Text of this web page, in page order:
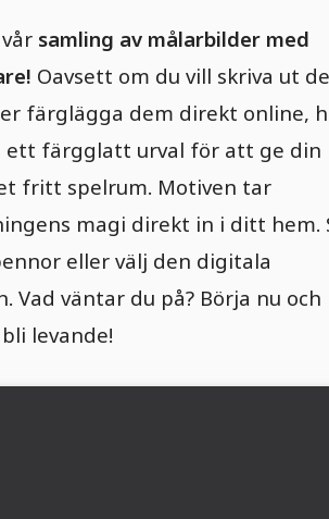
samling av målarbilder med
Oavsett om du vill skriva ut
färglägga dem direkt online,
ett färgglatt urval för att ge din
fritt spelrum. Motiven tar
magi direkt in i ditt hem.
eller välj den digitala
Vad väntar du på? Börja nu och
levande!